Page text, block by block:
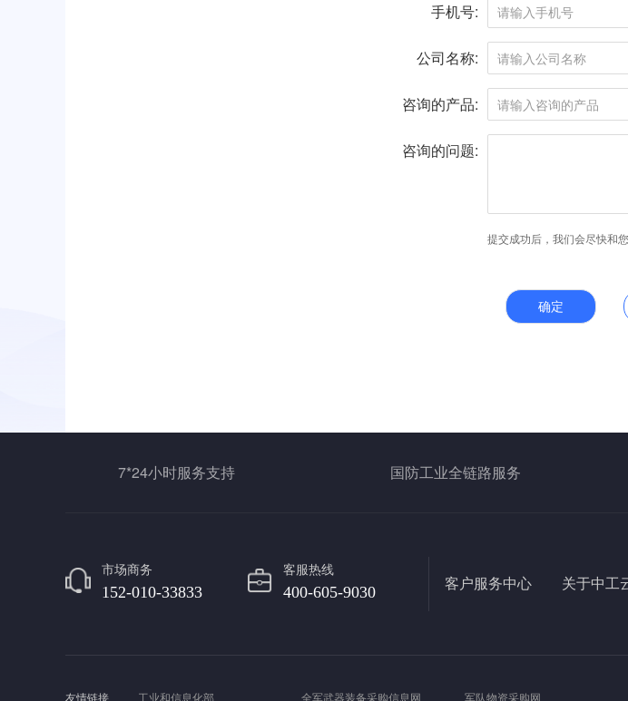
手机号:
公司名称:
咨询的产品:
咨询的问题:
提交成功后，我们会尽快和
确定
7*24小时服务支持 国防工业全链路服务
客户服务中心 关于中工
市场商务
152-010-33833
客服热线
400-605-9030
友情链接 工业和信息化部 全军武器装备采购信息网 军队物资采购网